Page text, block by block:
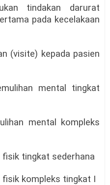
tindakan darurat
pada kecelakaan
(visite) kepada pasien
mental tingkat
mental kompleks
fisik tingkat sederhana
fisik kompleks tingkat I